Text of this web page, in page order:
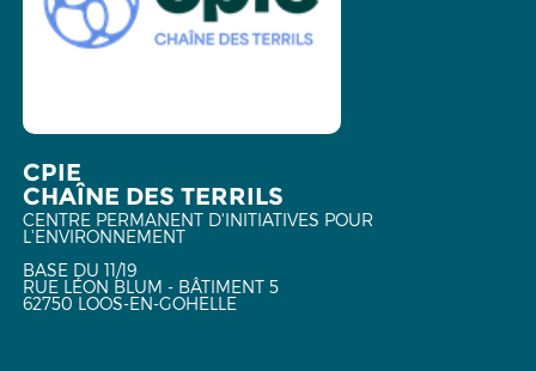
CPIE
CHAÎNE DES TERRILS
CENTRE PERMANENT D'INITIATIVES POUR
L'ENVIRONNEMENT
BASE DU 11/19
RUE LÉON BLUM - BÂTIMENT 5
62750 LOOS-EN-GOHELLE